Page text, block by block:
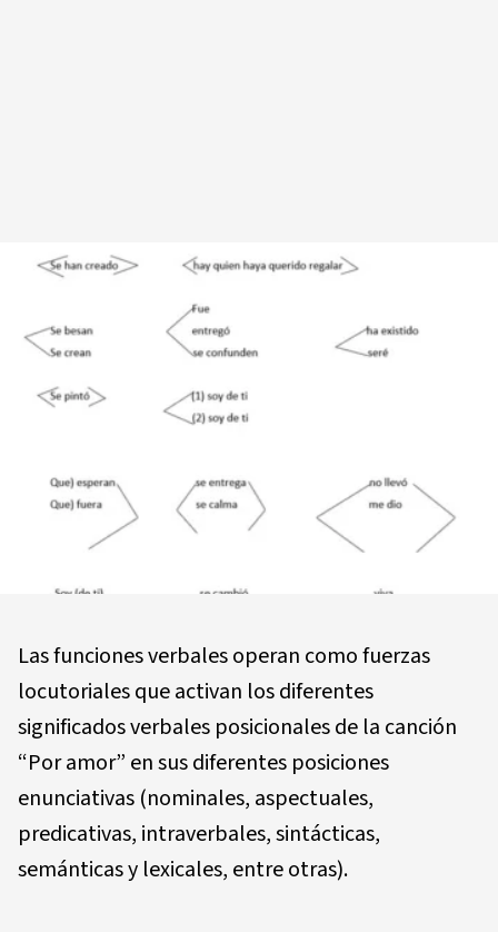
Las funciones verbales operan como fuerzas
locutoriales que activan los diferentes
significados verbales posicionales de la canción
“Por amor” en sus diferentes posiciones
enunciativas (nominales, aspectuales,
predicativas, intraverbales, sintácticas,
semánticas y lexicales, entre otras).